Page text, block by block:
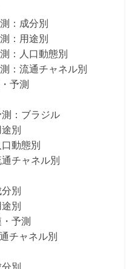
：成分別
：用途別
：人口動態別
：流通チャネル別
予測
：ブラジル
別
動態別
チャネル別
別
別
予測
チャネル別